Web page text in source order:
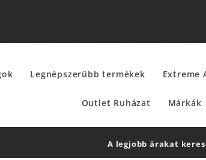
Legnépszerűbb termékek Extreme
Outlet Ruházat Márkák
A legjobb árakat